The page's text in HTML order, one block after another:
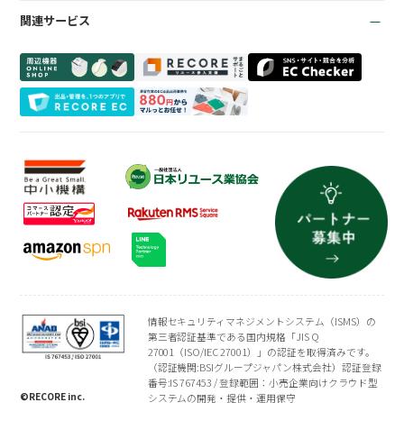
会計機能
ささげ代行サービス
商材専門店
買取専門店
トレーディングカード
よくある質問
会社概要
プライバシーポリシー
関連サービス
情報セキュリティマネジメントシステム（ISMS）の
第三者認証基準である国内規格「JIS Q
27001（ISO/IEC 27001）」の認証を取得済みです。
（認証機関:BSIグループジャパン株式会社）認証登録
番号:IS 767453 / 登録範囲：小売企業向けクラウド型
システムの開発・提供・運用保守
©RECORE inc.